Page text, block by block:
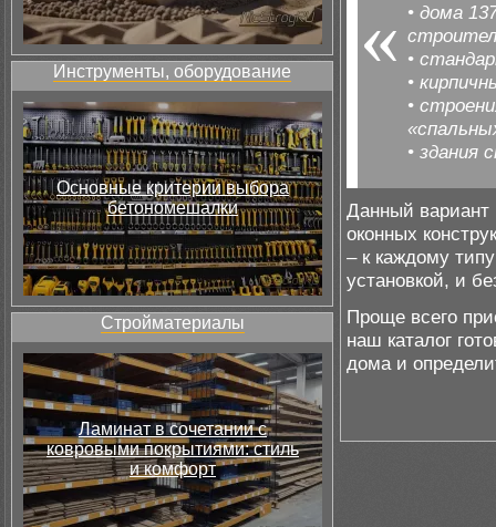
Инструменты, оборудование
Основные критерии выбора
бетономешалки
Стройматериалы
Ламинат в сочетании с
ковровыми покрытиями: стиль
и комфорт
• дома
•
•
•
• здания
Данный вариант
оконных
– к каждому
установкой, и
Проще всего
наш каталог
дома и